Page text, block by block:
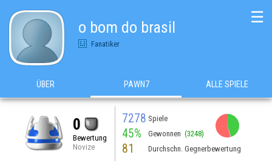
o bom do brasil
Fanatiker
☰
ÜBER PAWN7 ALLE SPIELE
0
Bewertung
Novize
7278 Spiele
45% Gewonnen (3248)
81 Durchschn. Gegnerbewertung